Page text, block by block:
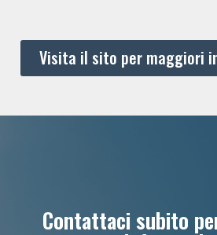
Visita il sito per maggiori
Contattaci subito